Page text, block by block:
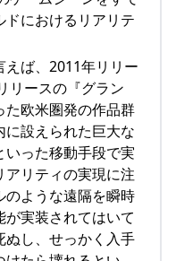
におけるリアリテ
ば、2011年リリー
リースの『グラン
欧米圏発の作品群
設えられた巨大な
った移動手段で実
リティの実現に注
のような遠隔を瞬時
実装されてはいて
ぬし、せっかく入手